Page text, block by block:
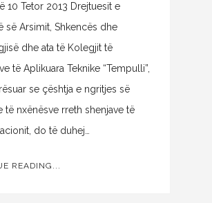
10 Tetor 2013 Drejtuesit e
së Arsimit, Shkencës dhe
dhe ata të Kolegjit të
të Aplikuara Teknike “Tempulli”,
se çështja e ngritjes së
të nxënësve rreth shenjave të
do të duhej…
READING...